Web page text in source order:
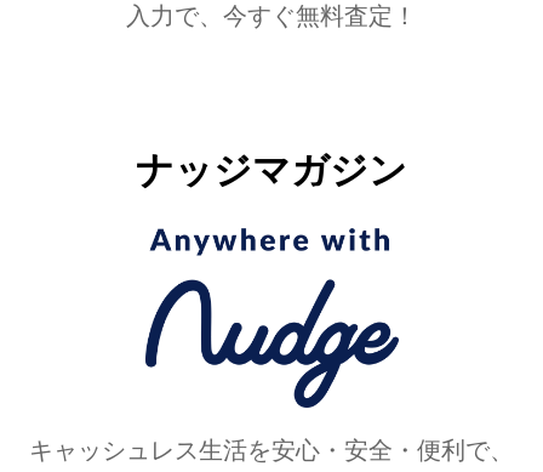
入力で、今すぐ無料査定！
ナッジマガジン
キャッシュレス生活を安心・安全・便利で、